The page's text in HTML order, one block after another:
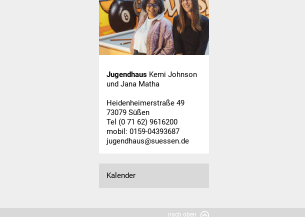
JugendhausKemi Johnson
und Jana Matha
Heidenheimerstraße 49
73079 Süßen
Tel (0 71 62) 9616200
mobil: 0159-04393687
jugendhaus@suessen.de
Kalender
nach oben